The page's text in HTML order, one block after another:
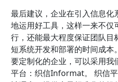
最后建议，企业在引入信息化
地运用好工具，这样一来不仅
行，还能最大程度保证团队
短系统开发和部署的时间成本
要定制化的企业，可以采用
平台：织信Informat。 织信